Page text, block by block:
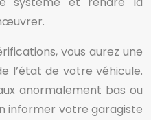
vous aurez une
l’état de votre véhicule.
anormalement bas ou
informer votre garagiste